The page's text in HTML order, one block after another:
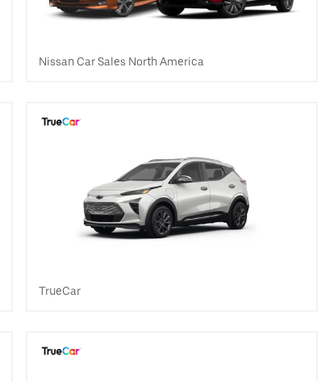
Nissan Car Sales North America
TrueCar